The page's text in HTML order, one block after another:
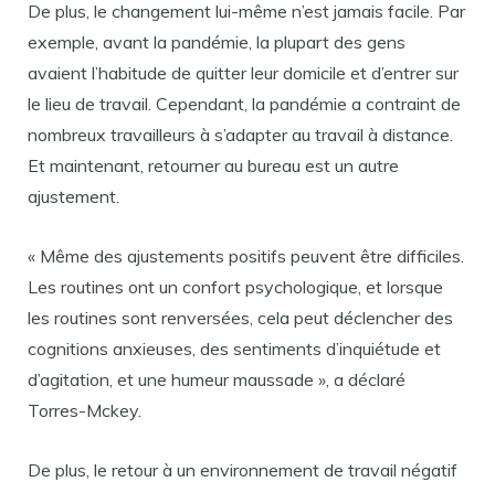
De plus, le changement lui-même n’est jamais facile. Par
exemple, avant la pandémie, la plupart des gens
avaient l’habitude de quitter leur domicile et d’entrer sur
le lieu de travail. Cependant, la pandémie a contraint de
nombreux travailleurs à s’adapter au travail à distance.
Et maintenant, retourner au bureau est un autre
ajustement.
« Même des ajustements positifs peuvent être difficiles.
Les routines ont un confort psychologique, et lorsque
les routines sont renversées, cela peut déclencher des
cognitions anxieuses, des sentiments d’inquiétude et
d’agitation, et une humeur maussade », a déclaré
Torres-Mckey.
De plus, le retour à un environnement de travail négatif